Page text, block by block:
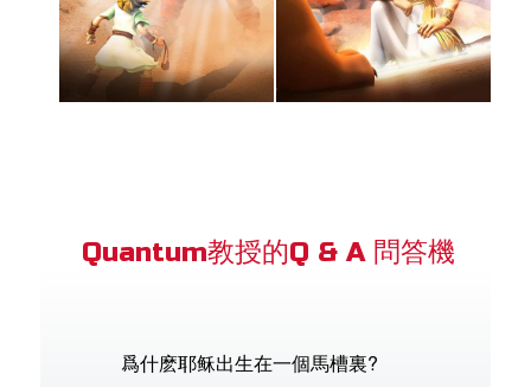
Quantum教授的Q & A 問答機
爲什麽耶稣出生在一個馬槽裏?